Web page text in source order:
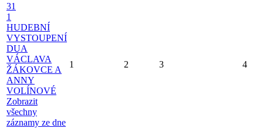
31
1
HUDEBNÍ
VYSTOUPENÍ
DUA
VÁCLAVA
ŽÁKOVCE A
ANNY
VOLÍNOVÉ
Zobrazit
všechny
záznamy ze dne
1 2 3 4